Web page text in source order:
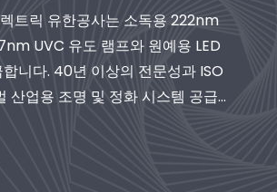
트릭 유한공사는 소독용 222nm
UVC 유도 램프와 원예용 LED
니다. 40년 이상의 전문성과 ISO
산업용 조명 및 정화 시스템 공급